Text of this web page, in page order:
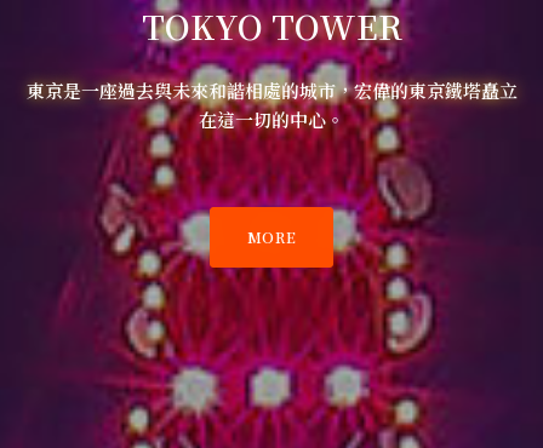
TOKYO TOWER
東京是一座過去與未來和諧相處的城市，宏偉的東京鐵塔矗立
在這一切的中心。
MORE